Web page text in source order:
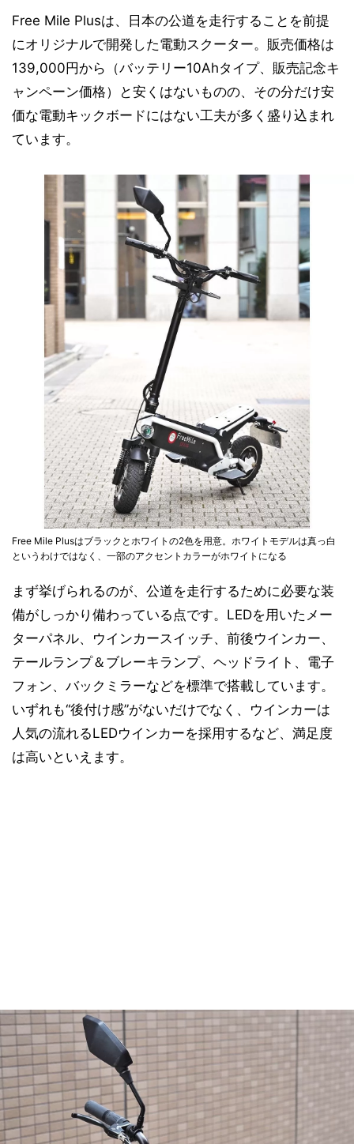
Free Mile Plusは、日本の公道を走行することを前提
にオリジナルで開発した電動スクーター。販売価格は
139,000円から（バッテリー10Ahタイプ、販売記念キ
ャンペーン価格）と安くはないものの、その分だけ安
価な電動キックボードにはない工夫が多く盛り込まれ
ています。
Free Mile Plusはブラックとホワイトの2色を用意。ホワイトモデルは真っ白
というわけではなく、一部のアクセントカラーがホワイトになる
まず挙げられるのが、公道を走行するために必要な装
備がしっかり備わっている点です。LEDを用いたメー
ターパネル、ウインカースイッチ、前後ウインカー、
テールランプ＆ブレーキランプ、ヘッドライト、電子
フォン、バックミラーなどを標準で搭載しています。
いずれも“後付け感”がないだけでなく、ウインカーは
人気の流れるLEDウインカーを採用するなど、満足度
は高いといえます。